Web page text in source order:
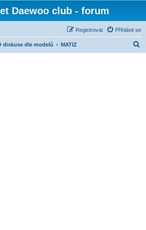
Daewoo club - forum
Přihlásit se
Registrovat
diskuse dle modelů MATIZ